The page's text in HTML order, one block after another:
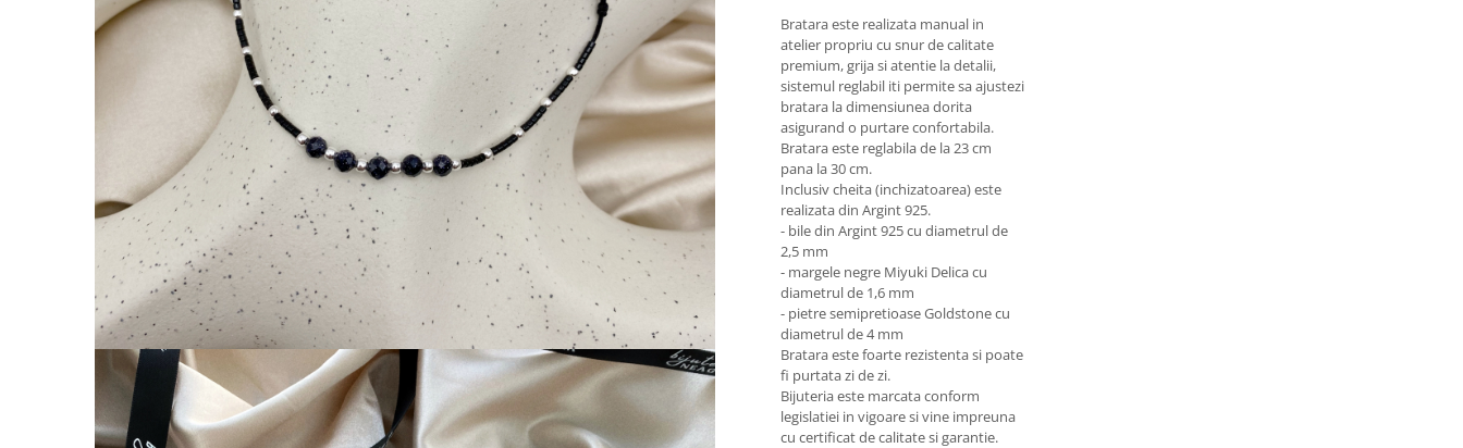
Coliere cu Stea
Coliere cu Soare
Coliere cu Molecule
Coliere Diverse
BRĂȚĂRI CU ȘNUR REGLABIL
Brățări din Aur cu șnur reglabil
Brățări din Argint cu șnur reglabil
BRĂȚĂRI CU PIETRE SEMIPREȚIOASE
Brățări din Aur cu pietre
semiprețioase
Brățări din Argint cu pietre
Bratara este realizata manual in
atelier propriu cu snur de calitate
premium, grija si atentie la detalii,
sistemul reglabil iti permite sa ajustezi
bratara la dimensiunea dorita
asigurand o purtare confortabila.
Bratara este reglabila de la 23 cm
pana la 30 cm.
Inclusiv cheita (inchizatoarea) este
realizata din Argint 925.
- bile din Argint 925 cu diametrul de
2,5 mm
- margele negre Miyuki Delica cu
diametrul de 1,6 mm
- pietre semipretioase Goldstone cu
diametrul de 4 mm
Bratara este foarte rezistenta si poate
fi purtata zi de zi.
Bijuteria este marcata conform
legislatiei in vigoare si vine impreuna
cu certificat de calitate si garantie.